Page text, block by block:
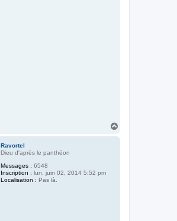
Ravortel
Dieu d'après le panthéon
Messages : 6548
Inscription : lun. juin 02, 2014 5:52 pm
Localisation : Pas là.